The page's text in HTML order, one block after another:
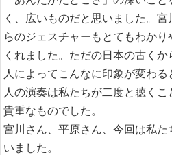
く、広いものだと思いました。
らのジェスチャーもとてもわか
くれました。ただの日本の古く
人によってこんなに印象が変わ
人の演奏は私たちが二度と聴く
貴重なものでした。
宮川さん、平原さん、今回は私
いました。